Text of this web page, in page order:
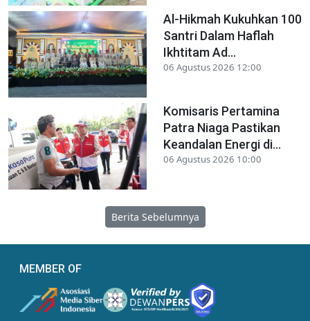
Al-Hikmah Kukuhkan 100
Santri Dalam Haflah
Ikhtitam Ad...
06 Agustus 2026 12:00
Komisaris Pertamina
Patra Niaga Pastikan
Keandalan Energi di...
06 Agustus 2026 10:00
Berita Sebelumnya
MEMBER OF